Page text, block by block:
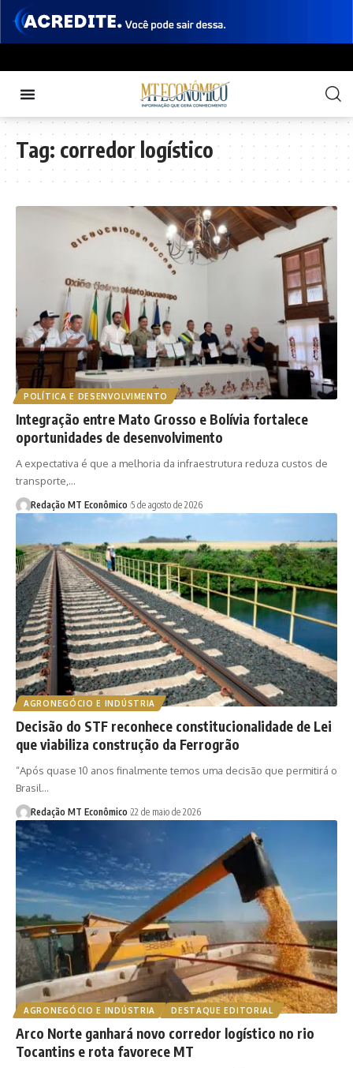
Tag: corredor logístico
POLÍTICA E DESENVOLVIMENTO
Integração entre Mato Grosso e Bolívia fortalece
oportunidades de desenvolvimento
A expectativa é que a melhoria da infraestrutura reduza custos de
transporte,…
Redação MT Econômico 5 de agosto de 2026
AGRONEGÓCIO E INDÚSTRIA
Decisão do STF reconhece constitucionalidade de Lei
que viabiliza construção da Ferrogrão
“Após quase 10 anos finalmente temos uma decisão que permitirá o
Brasil…
Redação MT Econômico 22 de maio de 2026
AGRONEGÓCIO E INDÚSTRIA DESTAQUE EDITORIAL
Arco Norte ganhará novo corredor logístico no rio
Tocantins e rota favorece MT